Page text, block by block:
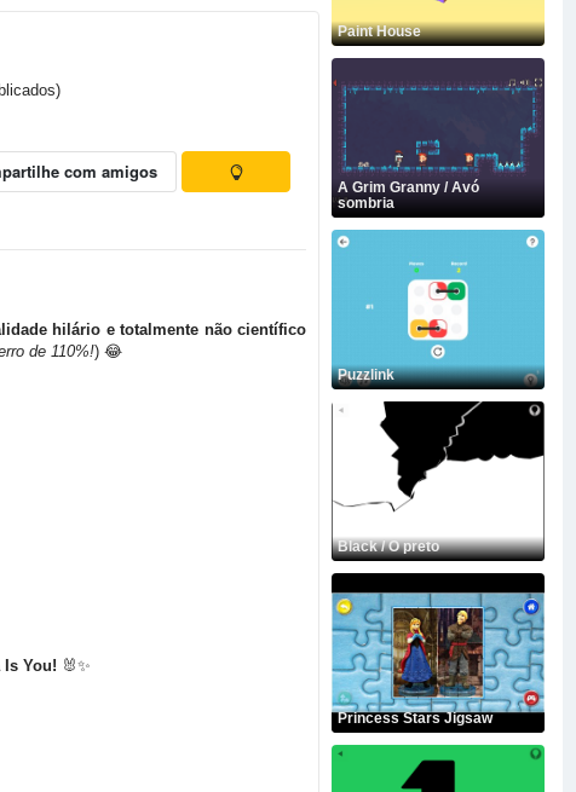
com amigos
hilário e totalmente não científico
de 110%!) 😂
Is You! 🐰✨
Paint House
A Grim Granny / Avó
sombria
Puzzlink
Black / O preto
Princess Stars Jigsaw